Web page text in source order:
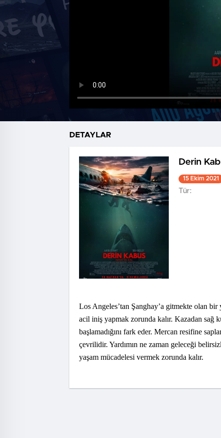
DETAYLAR
Derin
15 Ekim 2021
Tür:
Los Angeles’tan Şanghay’a gitmekte olan
acil iniş yapmak zorunda kalır. Kazadan sağ
başlamadığını fark eder. Mercan resifine
çevrilidir. Yardımın ne zaman geleceği
yaşam mücadelesi vermek zorunda kalır.